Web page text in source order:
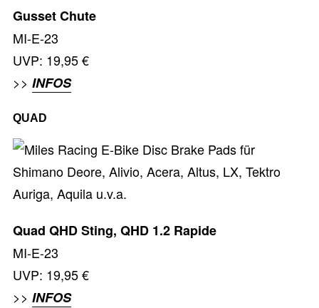
Gusset Chute
MI-E-23
UVP: 19,95 €
>> INFOS
QUAD
Quad QHD Sting, QHD 1.2 Rapide
MI-E-23
UVP: 19,95 €
>> INFOS